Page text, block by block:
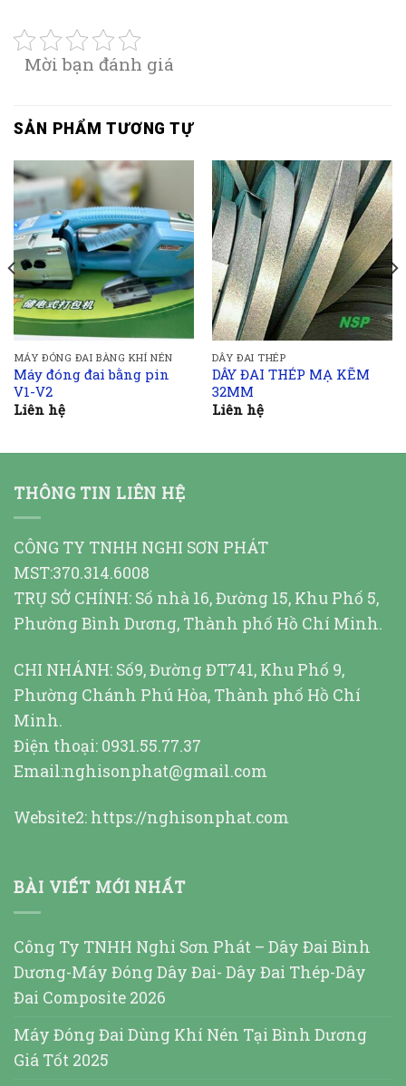
Mời bạn đánh giá
SẢN PHẨM TƯƠNG TỰ
MÁY ĐÓNG ĐAI BÀNG KHÍ NÉN
Máy đóng đai bằng pin
V1-V2
Liên hệ
DÂY ĐAI THÉP
DÂY ĐAI THÉP MẠ KẼM
32MM
Liên hệ
THÔNG TIN LIÊN HỆ
CÔNG TY TNHH NGHI SƠN PHÁT
MST:370.314.6008
TRỤ SỞ CHÍNH: Số nhà 16, Đường 15, Khu Phố 5,
Phường Bình Dương, Thành phố Hồ Chí Minh.
CHI NHÁNH: Số9, Đường ĐT741, Khu Phố 9,
Phường Chánh Phú Hòa, Thành phố Hồ Chí
Minh.
Điện thoại: 0931.55.77.37
Email:nghisonphat@gmail.com
Website2: https://nghisonphat.com
BÀI VIẾT MỚI NHẤT
Công Ty TNHH Nghi Sơn Phát – Dây Đai Bình
Dương-Máy Đóng Dây Đai- Dây Đai Thép-Dây
Đai Composite 2026
Máy Đóng Đai Dùng Khí Nén Tại Bình Dương
Giá Tốt 2025